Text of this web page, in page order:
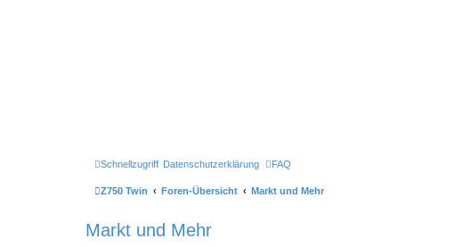
Schnellzugriff Datenschutzerklärung FAQ
Z750 Twin Foren-Übersicht Markt und Mehr
Markt und Mehr